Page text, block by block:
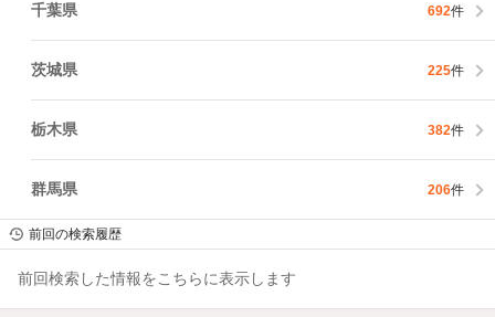
千葉県 692件
茨城県 225件
栃木県 382件
群馬県 206件
前回の検索履歴
前回検索した情報をこちらに表示します